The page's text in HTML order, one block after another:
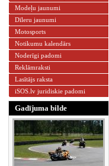
Modeļu jaunumi
Dīleru jaunumi
Motosports
Notikumu kalendārs
Noderīgi padomi
Reklāmraksti
Lasītājs raksta
iSOS.lv juridiskie padomi
Gadījuma bilde